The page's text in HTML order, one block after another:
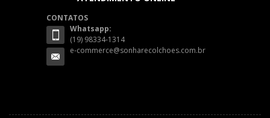
CONTATOS
Whatsapp:
(19) 98334-1314
e-commerce@sonharecolchoes.com.br